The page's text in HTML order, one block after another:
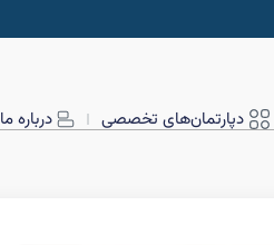
دپارتمان‌های تخصصی درباره ما